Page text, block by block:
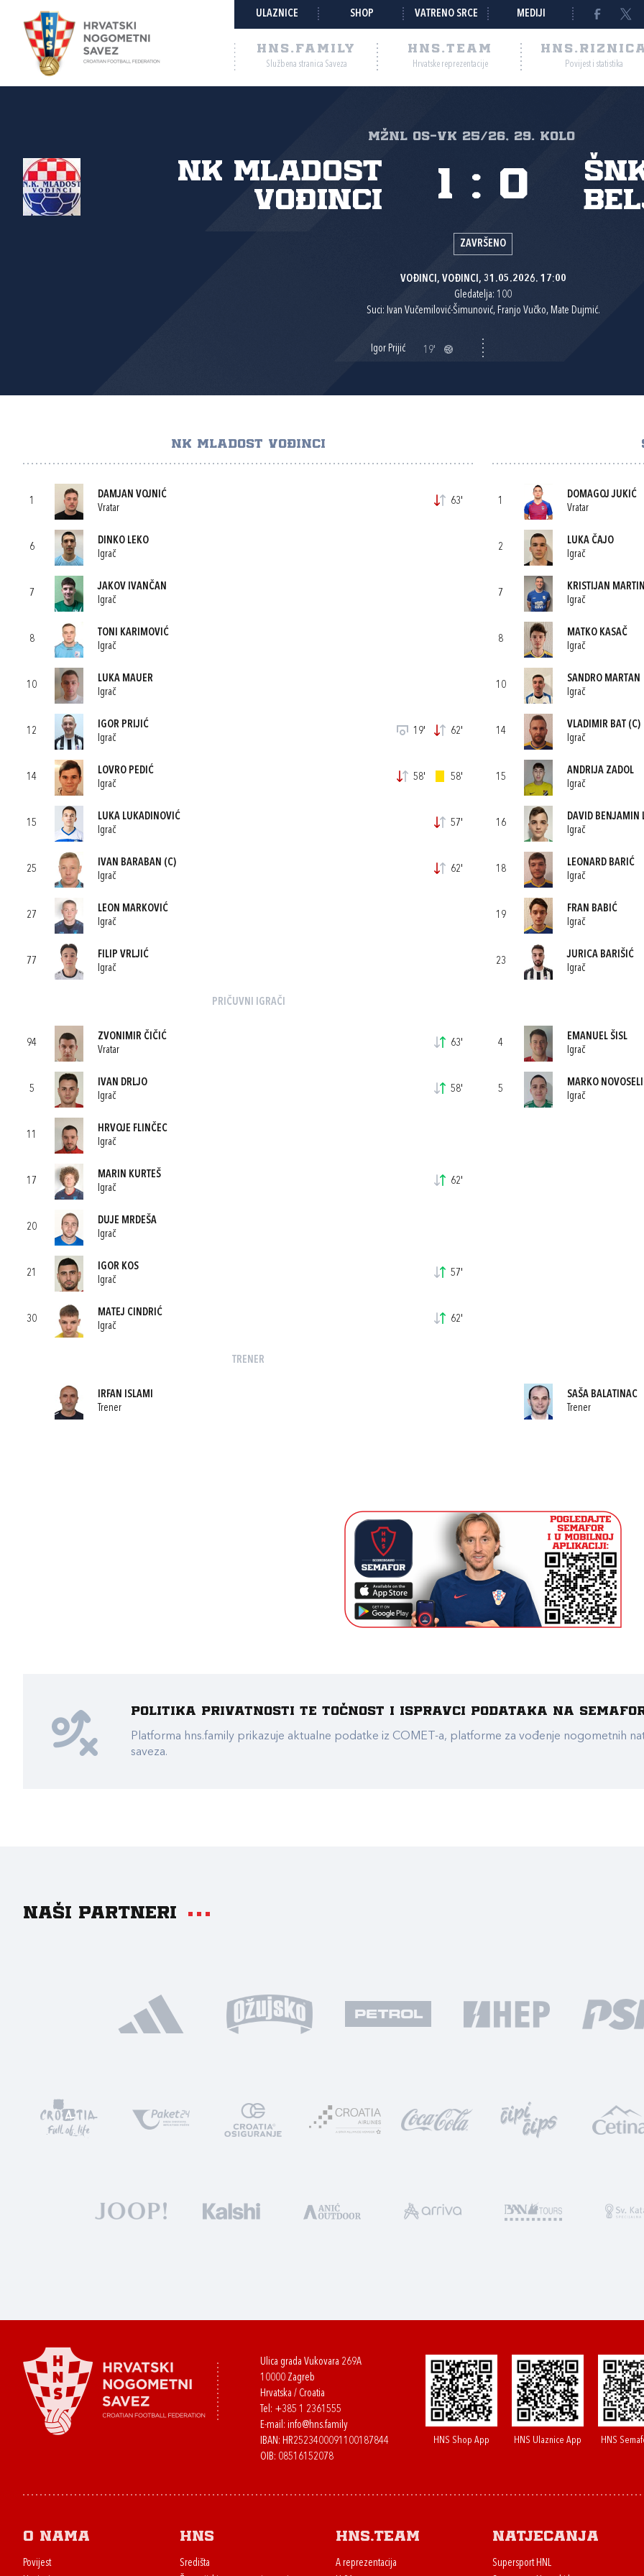
ULAZNICE SHOP VATRENO SRCE MEDIJI
HNS.FAMILY
Službena stranica Saveza
HNS.TEAM
Hrvatske reprezentacije Povijest i statistika
MŽNL Os-Vk 25/26, 29. kolo
NK Mladost
Vođinci
1 : 0
ZAVRŠENO
VOĐINCI, VOĐINCI, 31.05.2026. 17:00
Gledatelja: 100
Suci: Ivan Vučemilović-Šimunović, Franjo Vučko, Mate Dujmić.
Igor Prijić 19'
NK MLADOST VOĐINCI
1
DAMJAN VOJNIĆ
Vratar
63'
6
DINKO LEKO
Igrač
7
JAKOV IVANČAN
Igrač
8
TONI KARIMOVIĆ
Igrač
10
LUKA MAUER
Igrač
12
IGOR PRIJIĆ
Igrač
19' 62'
14
LOVRO PEDIĆ
Igrač
58' 58'
15
LUKA LUKADINOVIĆ
Igrač
57'
25
IVAN BARABAN (C)
Igrač
62'
27
LEON MARKOVIĆ
Igrač
77
FILIP VRLJIĆ
Igrač
PRIČUVNI IGRAČI
94
ZVONIMIR ČIČIĆ
Vratar
63'
5
IVAN DRLJO
Igrač
58'
11
HRVOJE FLINČEC
Igrač
17
MARIN KURTEŠ
Igrač
62'
20
DUJE MRDEŠA
Igrač
21
IGOR KOS
Igrač
57'
30
MATEJ CINDRIĆ
Igrač
62'
TRENER
IRFAN ISLAMI
Trener
1
DOMAGOJ JUKIĆ
Vratar
2
LUKA ČAJO
Igrač
7
KRISTIJAN
Igrač
8
MATKO KASAČ
Igrač
10
SANDRO MARTAN
Igrač
14
VLADIMIR BAT(C)
Igrač
15
ANDRIJA ZADOL
Igrač
16
DAVID BENJAMIN
Igrač
18
LEONARD BARIĆ
Igrač
19
FRAN BABIĆ
Igrač
23
JURICA BARIŠIĆ
Igrač
4
EMANUEL ŠISL
Igrač
5
MARKO
Igrač
SAŠA BALATINAC
Trener
Politika privatnosti te točnost i ispravci podataka na
Platforma hns.family prikazuje aktualne podatke iz COMET-a, platforme za vođenje nogometnih
saveza.
Naši partneri
Ulica grada Vukovara 269A
10000 Zagreb
Hrvatska / Croatia
Tel: +385 1 2361555
E-mail: info@hns.family
IBAN: HR2523400091100187844
OIB: 08516152078
HNS Shop App HNS Ulaznice App HNS
O nama
Povijest
HNS
Središta
HNS.team
A reprezentacija
Natjecanja
Supersport HNL